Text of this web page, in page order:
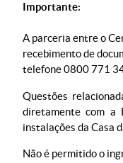
Importante:
A parceria entre o
recebimento de
telefone 0800 771
Questões
diretamente com a
instalações da Casa
Não é permitido o